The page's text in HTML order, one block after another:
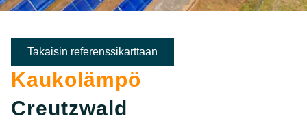
Kaukolämpö
Takaisin referenssikarttaan
Creutzwald